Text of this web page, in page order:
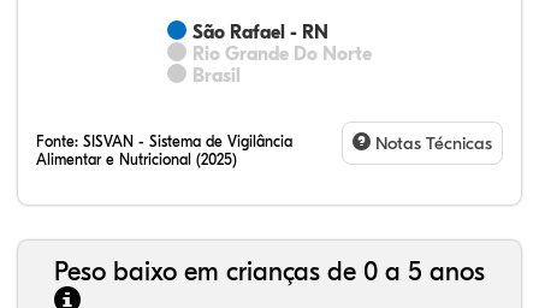
São Rafael - RN
Rio Grande Do Norte
Brasil
Fonte: SISVAN - Sistema de Vigilância
Alimentar e Nutricional (2025)
Notas Técnicas
Peso baixo em crianças de 0 a 5 anos